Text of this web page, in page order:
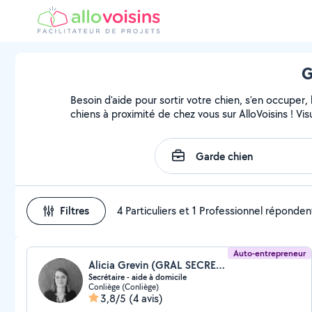
Besoin d'aide pour sortir votre chien, s'en
chiens à proximité de chez vous sur AlloVoisins !
Filtres 4 Particuliers et 1 Professionnel
Auto-entrepreneur
Alicia Grevin (GRAL SECRETARIAT)
Secrétaire - aide à domicile
Conliège (Conliège)
3,8/5 (4 avis)